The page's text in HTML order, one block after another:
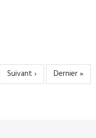
Page
suivante
Suivant ›
Dernière
page
Dernier »